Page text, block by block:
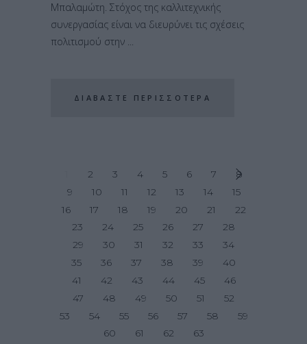
Μπαλαμώτη. Στόχος της καλλιτεχνικής
συνεργασίας είναι να διευρύνει τις σχέσεις
πολιτισμού στην
ΔΙΑΒΆΣΤΕ ΠΕΡΙΣΣΌΤΕΡΑ
2 3 4 5 6 7
8
9
10 11 12 13 14
15
16
17 18 19 20 21
22
23
24 25 26 27
28
29
30 31 32 33
34
35
36 37 38 39
40
41
42 43 44 45
46
47
48 49 50 51
52
53
54 55 56 57 58
59
60
61 62 63